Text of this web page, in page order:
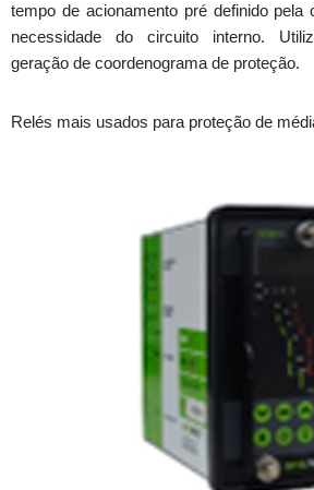
tempo de acionamento pré definido pela
necessidade do circuito interno.
geração de coordenograma de proteção.
Relés mais usados para proteção de